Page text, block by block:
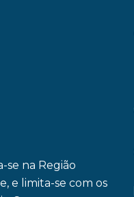
se na Região
e limita-se com os